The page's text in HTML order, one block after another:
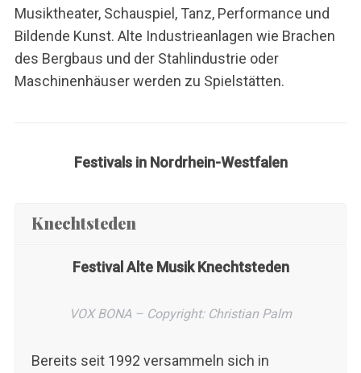
Musiktheater, Schauspiel, Tanz, Performance und
Bildende Kunst. Alte Industrieanlagen wie Brachen
des Bergbaus und der Stahlindustrie oder
Maschinenhäuser werden zu Spielstätten.
Festivals in Nordrhein-Westfalen
Knechtsteden
Festival Alte Musik Knechtsteden
VOX BONA – Copyright: Christian Palm
Bereits seit 1992 versammeln sich in